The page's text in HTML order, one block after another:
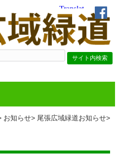
お知らせ
尾張広域緑道お知らせ